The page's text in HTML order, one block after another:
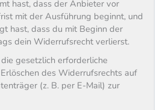
hast, dass der Anbieter vor
mit der Ausführung beginnt, und
hast, dass du mit Beginn der
dein Widerrufsrecht verlierst.
gesetzlich erforderliche
des Widerrufsrechts auf
(z. B. per E-Mail) zur